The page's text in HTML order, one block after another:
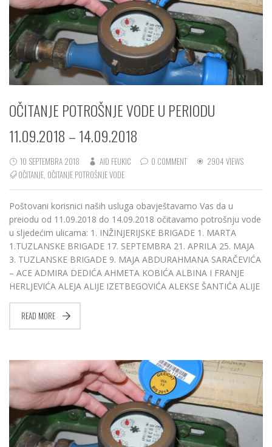
OČITANJE POTROŠNJE VODE U PERIODU
11.09.2018 – 14.09.2018
10 SEPTEMBRA 2018 AID FEUKIC 0 COMMENT
2904 VIEWS
OČITANJE OČITANJE POTROŠNJE VODE
Poštovani korisnici naših usluga obavještavamo Vas da u
preiodu od 11.09.2018 do 14.09.2018 očitavamo potrošnju vode
u sljedećim ulicama: 1. INŽINJERIJSKE BRIGADE 1. MARTA
1.TUZLANSKE BRIGADE 17. SEPTEMBRA 21. APRILA 25. MAJA
3. TUZLANSKE BRIGADE 9. MAJA ABDURAHMANA SARAČEVIĆA
– ACE ADMIRA DEDIĆA AHMETA KOBIĆA ALBINA I FRANJE
HERLJEVIĆA ALEJA ALIJE IZETBEGOVIĆA ALEKSE ŠANTIĆA ALIJE
READ MORE